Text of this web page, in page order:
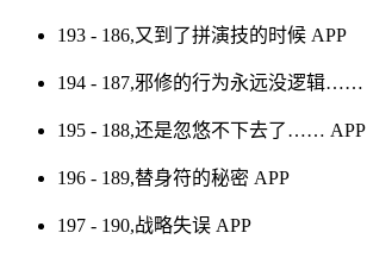
193 - 186,又到了拼演技的时候 APP
194 - 187,邪修的行为永远没逻辑……
195 - 188,还是忽悠不下去了…… APP
196 - 189,替身符的秘密 APP
197 - 190,战略失误 APP